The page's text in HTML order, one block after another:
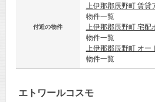
付近の物件
上伊那郡辰野町 賃貸
物件一覧
上伊那郡辰野町 宅配
物件一覧
上伊那郡辰野町 オー
物件一覧
エトワールコスモ